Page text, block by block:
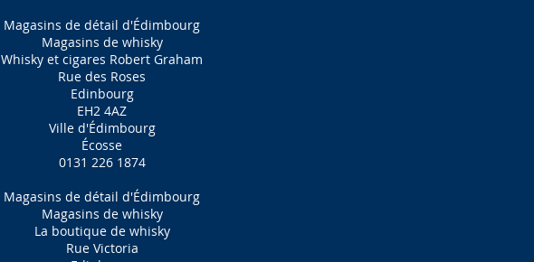
Magasins de détail d'Édimbourg
Magasins de whisky
Whisky et cigares Robert Graham
Rue des Roses
Edinbourg
EH2 4AZ
Ville d'Édimbourg
Écosse
0131 226 1874
Magasins de détail d'Édimbourg
Magasins de whisky
La boutique de whisky
Rue Victoria